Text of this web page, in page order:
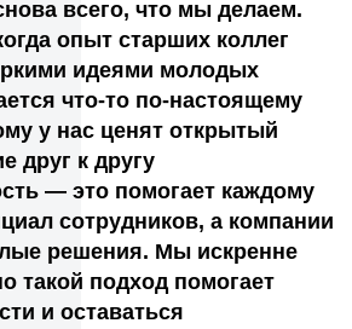
всего, что мы делаем.
опыт старших коллег
идеями молодых
что-то по-настоящему
у нас ценят открытый
друг к другу
— это помогает каждому
сотрудников, а компании
решения. Мы искренне
такой подход помогает
и оставаться